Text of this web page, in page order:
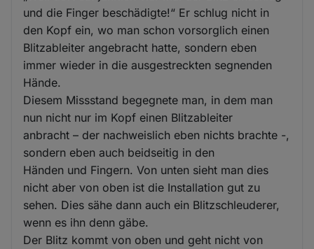
und die Finger beschädigte!“ Er schlug nicht in
den Kopf ein, wo man schon vorsorglich einen
Blitzableiter angebracht hatte, sondern eben
immer wieder in die ausgestreckten segnenden
Hände.
Diesem Missstand begegnete man, in dem man
nun nicht nur im Kopf einen Blitzableiter
anbracht – der nachweislich eben nichts brachte -,
sondern eben auch beidseitig in den
Händen und Fingern. Von unten sieht man dies
nicht aber von oben ist die Installation gut zu
sehen. Dies sähe dann auch ein Blitzschleuderer,
wenn es ihn denn gäbe.
Der Blitz kommt von oben und geht nicht von